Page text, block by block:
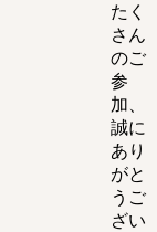
たく
さん
のご
参
加、
誠に
あり
がと
うご
ざい